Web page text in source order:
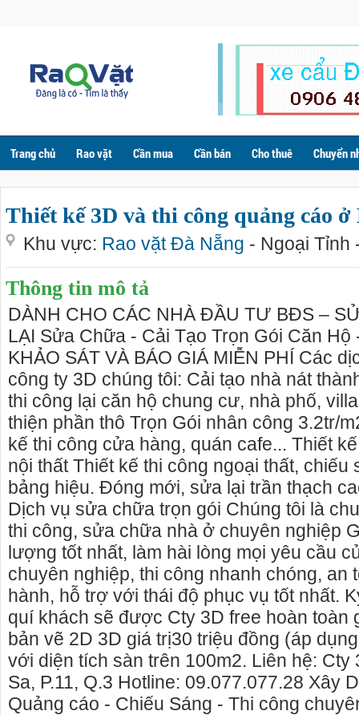
Trang chủ Rao vặt Cần mua Cần bán Cho thuê Chuyển
Thiết kế 3D và thi công quảng cáo
Khu vực: Rao vặt Đà Nẵng - Ngoại Tỉnh
Thông tin mô tả
DÀNH CHO CÁC NHÀ ĐẦU TƯ BĐS –
LẠI Sửa Chữa - Cải Tạo Trọn Gói Căn Hộ
KHẢO SÁT VÀ BÁO GIÁ MIỄN PHÍ Các
công ty 3D chúng tôi: Cải tạo nhà nát
thi công lại căn hộ chung cư, nhà phố,
thiện phần thô Trọn Gói nhân công 3.2tr/
kế thi công cửa hàng, quán cafe... Thiết
nội thất Thiết kế thi công ngoại thất, chiếu
bảng hiệu. Đóng mới, sửa lại trần thạch
Dịch vụ sửa chữa trọn gói Chúng tôi là
thi công, sửa chữa nhà ở chuyên nghiệp
lượng tốt nhất, làm hài lòng mọi yêu cầu
chuyên nghiệp, thi công nhanh chóng, an
hành, hỗ trợ với thái độ phục vụ tốt nhất.
quí khách sẽ được Cty 3D free hoàn toàn
bản vẽ 2D 3D giá trị30 triệu đồng (áp
với diện tích sàn trên 100m2. Liên hệ:
Sa, P.11, Q.3 Hotline: 09.077.077.28 Xây
Quảng cáo - Chiếu Sáng - Thi công
cho thue xe may phu
phú yên
0387560028 cho thuê xe
thuê xe máy ở tại Tuy
thuê nhà nguyên căn Phú Yên, chuyên cho
nhà nguyên căn tại Phú Yên
tôi hiên đang cho thuê nhà nguyên căn
Hòa - Phú Yên.